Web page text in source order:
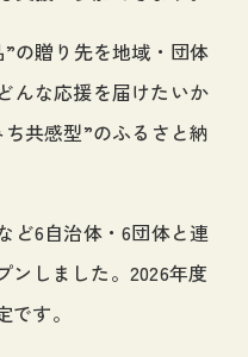
の贈り先を地域・団体
んな応援を届けたいか
共感型”のふるさと納
ど6自治体・6団体と連
ンしました。2026年度
す。